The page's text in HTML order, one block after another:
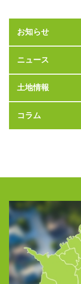
お知らせ
ニュース
土地情報
コラム